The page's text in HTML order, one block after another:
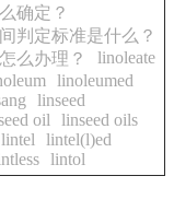
确定？
判定标准是什么？
么办理？
linoleate
linoleumed
linseed
oil
linseed oils
lintel
lintel(l)ed
lintol